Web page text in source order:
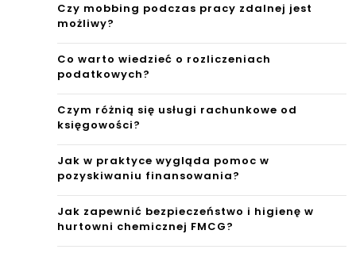
Czy mobbing podczas pracy zdalnej jest
możliwy?
Co warto wiedzieć o rozliczeniach
podatkowych?
Czym różnią się usługi rachunkowe od
księgowości?
Jak w praktyce wygląda pomoc w
pozyskiwaniu finansowania?
Jak zapewnić bezpieczeństwo i higienę w
hurtowni chemicznej FMCG?